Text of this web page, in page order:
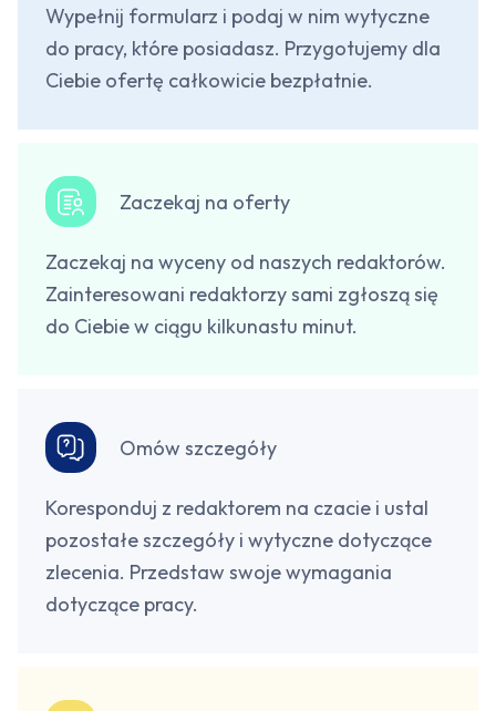
Wypełnij formularz i podaj w nim wytyczne
do pracy, które posiadasz. Przygotujemy dla
Ciebie ofertę całkowicie bezpłatnie.
Zaczekaj na oferty
Zaczekaj na wyceny od naszych redaktorów.
Zainteresowani redaktorzy sami zgłoszą się
do Ciebie w ciągu kilkunastu minut.
Omów szczegóły
Koresponduj z redaktorem na czacie i ustal
pozostałe szczegóły i wytyczne dotyczące
zlecenia. Przedstaw swoje wymagania
dotyczące pracy.